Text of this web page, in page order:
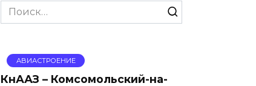
Search
for:
АВИАСТРОЕНИЕ
КнААЗ – Комсомольский-на-